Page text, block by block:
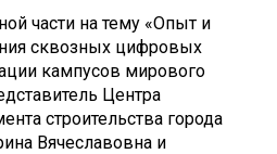
части на тему «Опыт и
сквозных цифровых
кампусов мирового
Центра
строительства города
Вячеславовна и